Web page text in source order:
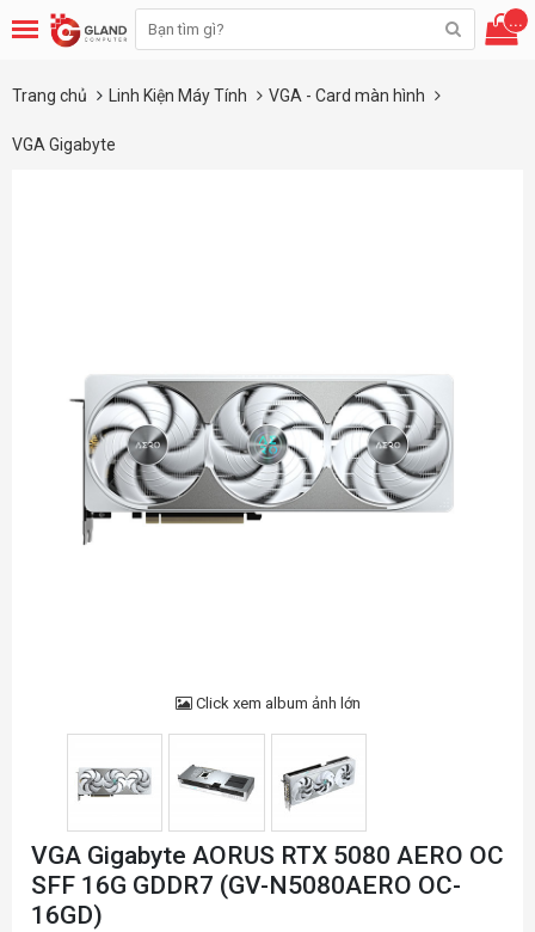
...
Trang chủ Linh Kiện Máy Tính VGA - Card màn hình
VGA Gigabyte
Click xem album ảnh lớn
VGA Gigabyte AORUS RTX 5080 AERO OC
SFF 16G GDDR7 (GV-N5080AERO OC-
16GD)